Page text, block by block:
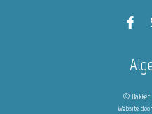
©
Website door